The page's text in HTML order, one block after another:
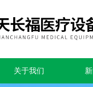
关于我们